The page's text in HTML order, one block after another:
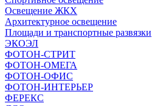
Освещение ЖКХ
Архитектурное освещение
Площади и транспортные развязки
ЭКОЭЛ
ФОТОН-СТРИТ
ФОТОН-ОМЕГА
ФОТОН-ОФИС
ФОТОН-ИНТЕРЬЕР
ФЕРЕКС